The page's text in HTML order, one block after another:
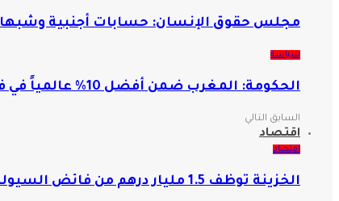
مجلس حقوق الإنسان: حسابات أجنبية وشبهات
سياسة
الحكومة: المغرب ضمن أفضل 10% عالمياً في فعالية الإصلاحات التعليمية
السابق التالي
اقتصاد
اقتصاد
الخزينة توظف 1.5 مليار درهم من فائض السيولة بعائد يصل إلى 1.65%